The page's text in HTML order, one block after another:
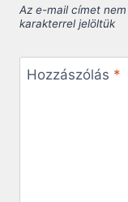
Az e-mail címet
karakterrel jelöltük
Hozzászólás *